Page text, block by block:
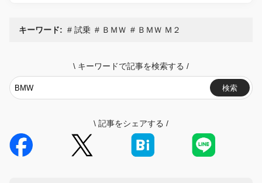
キーワード: 試乗 ＢＭＷ ＢＭＷ Ｍ２
\ キーワードで記事を検索する /
検索
\ 記事をシェアする /